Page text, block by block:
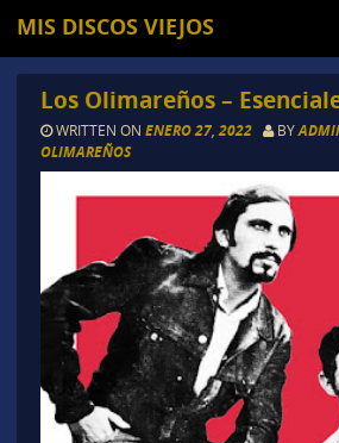
MIS DISCOS VIEJOS
Los Olimareños –
WRITTEN ON ENERO 27, 2022 BY
OLIMAREÑOS